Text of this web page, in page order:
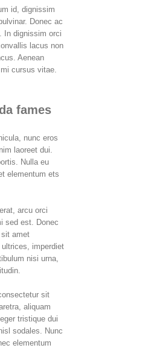
id, dignissim
Donec ac
In dignissim orci
lacus non
Aenean
cursus vitae.
fames
nunc eros
laoreet dui.
Nulla eu
elementum ets
arcu orci
sed est. Donec
sit amet
imperdiet
nisi urna,
sit
aliquam
tristique dui
sodales. Nunc
elementum